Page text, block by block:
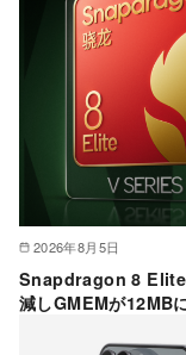
2026年8月5日
Snapdragon 8 Elite
減しGMEMが12MB